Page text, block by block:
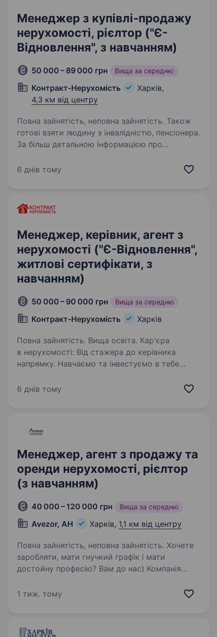
Менеджер з купівлі-продажу
нерухомості, рієлтор ("Є-
Відновлення", з навчанням)
50 000 – 89 000 грн Вища за середню
Контракт-Нерухомість
Харків,
4,3 км від центру
Повна зайнятість, неповна зайнятість. Також
готові взяти людину з інвалідністю, пенсіонера.
За більш детальною інформацією про
переходьте в наш HR-telegram bot:
а професію? Стань експертом…
6 днів тому
Менеджер, керівник, агент з
нерухомості ("Є-Відновлення",
житлові сертифікати, з
навчанням)
50 000 – 90 000 грн Вища за середню
Контракт-Нерухомість Харків
Повна зайнятість. Вища освіта. Кар'єра
в нерухомості: Від стажера до керівника
напрямку. Навчаємо та інвестуємо в тебе
команда, яка задає ритм ринку Харкова.
6 днів тому
Менеджер, агент з продажу та
оренди нерухомості, рієлтор
(з навчанням)
40 000 – 120 000 грн Вища за середню
Avezor, АН Харків, 1,1 км від центру
Повна зайнятість, неповна зайнятість. Хочете
заробляти, мати гнучкий графік і мати
достойну професію? Вам до нас) Компанія
нерухомості та юридичних послуг — активно
1 тиж. тому